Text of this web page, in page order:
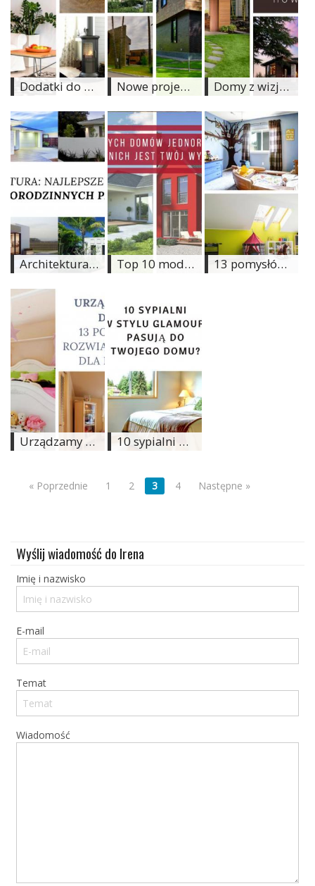
Dodaj
Dodaj
galerię
Dodaj
artykuł
Dodatki do salonu, które ocieplą klimat każdego domu Nowe projekty domów, które zaskakują wyglądem. To jest nowoczesna architektura! Domy z wizją: 12 niezwykłych projektów domów nowoczesnych
Architektura: Najlepsze projekty domów jednorodzinnych parterowych Top 10 modnych domów jednorodzinnych. Czy wśród nich jest Twój wymarzony? 13 pomysłów na dekoracje ściany w pokoju dziecięcym. Jak będą wyglądały u Ciebie?
Urządzamy pokój dziecięcy: 13 pomysłowych rozwiązań do pokoju dla dziewczynki 10 sypialni w stylu glamour. Pasują do Twojego domu?
« Poprzednie 1 2 3 4 Następne »
Wyślij wiadomość do Irena
Imię i nazwisko
E-mail
Temat
Wiadomość